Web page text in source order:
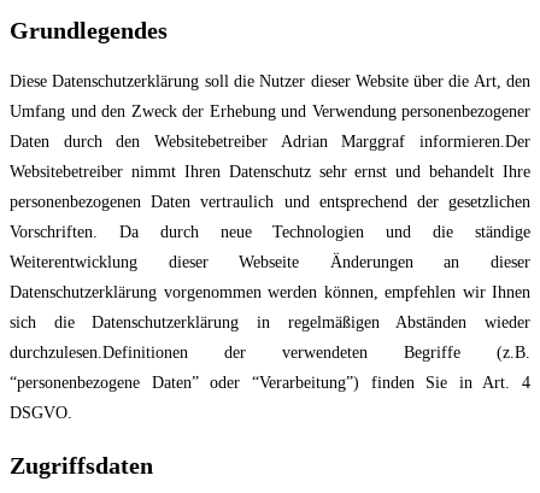
Grundlegendes
Diese Datenschutzerklärung soll die Nutzer dieser Website über die Art, den
Umfang und den Zweck der Erhebung und Verwendung personenbezogener
Daten durch den Websitebetreiber Adrian Marggraf informieren.Der
Websitebetreiber nimmt Ihren Datenschutz sehr ernst und behandelt Ihre
personenbezogenen Daten vertraulich und entsprechend der gesetzlichen
Vorschriften. Da durch neue Technologien und die ständige
Weiterentwicklung dieser Webseite Änderungenan dieser
Datenschutzerklärung vorgenommen werden können, empfehlen wir Ihnen
sich dieDatenschutzerklärung in regelmäßigen Abständen wieder
durchzulesen.Definitionen der verwendeten Begriffe (z.B.
“personenbezogene Daten” oder “Verarbeitung”) finden Sie in Art. 4
DSGVO.
Zugriffsdaten